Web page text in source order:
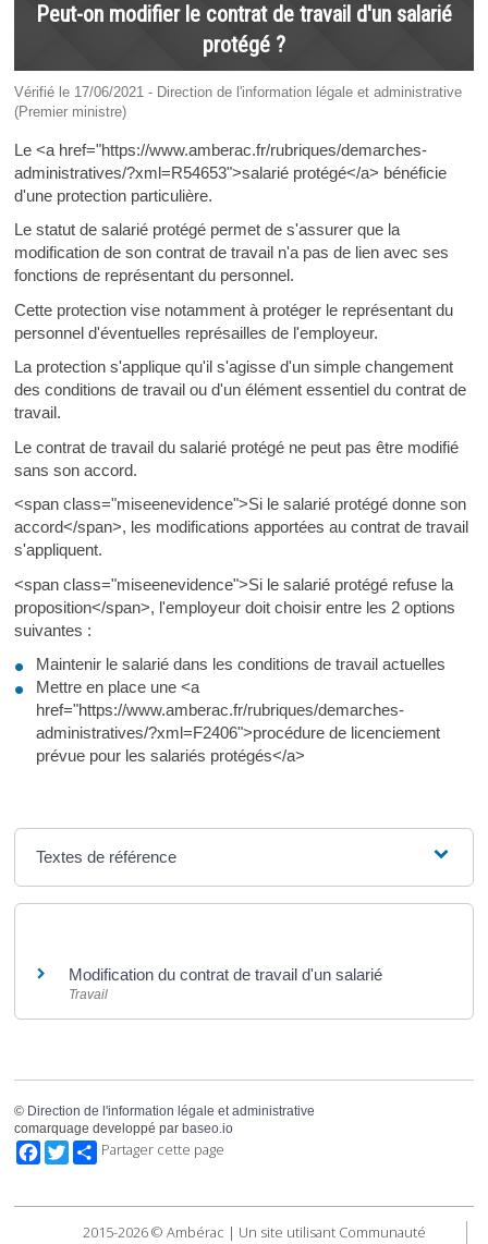
Peut-on modifier le contrat de travail d'un salarié
protégé ?
Vérifié le 17/06/2021 - Direction de l'information légale et administrative
(Premier ministre)
Le <a href="https://www.amberac.fr/rubriques/demarches-
administratives/?xml=R54653">salarié protégé</a> bénéficie
d'une protection particulière.
Le statut de salarié protégé permet de s'assurer que la
modification de son contrat de travail n'a pas de lien avec ses
fonctions de représentant du personnel.
Cette protection vise notamment à protéger le représentant du
personnel d'éventuelles représailles de l'employeur.
La protection s'applique qu'il s'agisse d'un simple changement
des conditions de travail ou d'un élément essentiel du contrat de
travail.
Le contrat de travail du salarié protégé ne peut pas être modifié
sans son accord.
<span class="miseenevidence">Si le salarié protégé donne son
accord</span>, les modifications apportées au contrat de travail
s'appliquent.
<span class="miseenevidence">Si le salarié protégé refuse la
proposition</span>, l'employeur doit choisir entre les 2 options
suivantes :
Maintenir le salarié dans les conditions de travail actuelles
Mettre en place une <a
href="https://www.amberac.fr/rubriques/demarches-
administratives/?xml=F2406">procédure de licenciement
prévue pour les salariés protégés</a>
Textes de référence
Modification du contrat de travail d'un salarié
Travail
© Direction de l'information légale et administrative
comarquage developpé par baseo.io
Facebook
TwitterPartager cette page
2015-2026 © Ambérac | Un site utilisant Communauté